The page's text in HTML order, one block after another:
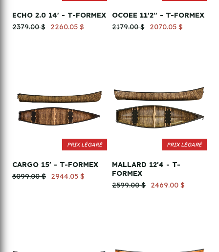
ECHO 2.0 14' - T-FORMEX
2379.00 $
2260.05 $
OCOEE 11'2'' - T-FORMEX
2179.00 $
2070.05 $
PRIX LÉGARÉ
CARGO 15' - T-FORMEX
3099.00 $
2944.05 $
PRIX LÉGARÉ
MALLARD 12'4 - T-
FORMEX
2599.00 $
2469.00 $